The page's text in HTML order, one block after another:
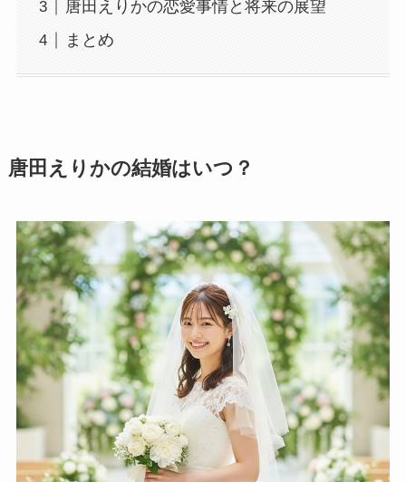
唐田えりかの恋愛事情と将来の展望
まとめ
唐田えりかの結婚はいつ？